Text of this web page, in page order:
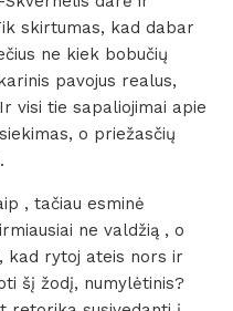
skirtumas, kad dabar
ne kiek bobučių
pavojus realus,
visi tie sapaliojimai apie
o priežasčių
, tačiau esminė
ne valdžią , o
kad rytoj ateis nors ir
šį žodį, numylėtinis?